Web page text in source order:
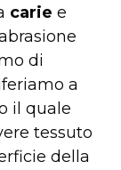
carie e
di
a
il quale
tessuto
della